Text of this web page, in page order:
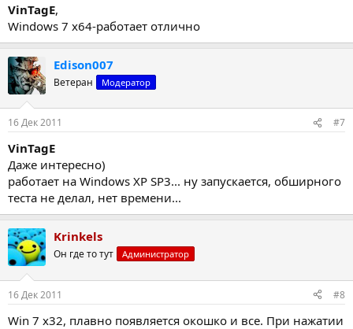
VinTagE,
Windows 7 x64-работает отлично
Edison007
Ветеран Модератор
16 Дек 2011 #7
VinTagE
Даже интересно)
работает на Windows XP SP3... ну запускается, обширного
теста не делал, нет времени...
Krinkels
Он где то тут Администратор
16 Дек 2011 #8
Win 7 x32, плавно появляется окошко и все. При нажатии